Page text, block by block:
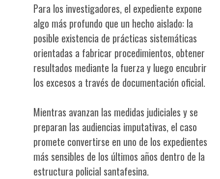
Para los investigadores, el expediente expone
algo más profundo que un hecho aislado: la
posible existencia de prácticas sistemáticas
orientadas a fabricar procedimientos, obtener
resultados mediante la fuerza y luego encubrir
los excesos a través de documentación oficial.
Mientras avanzan las medidas judiciales y se
preparan las audiencias imputativas, el caso
promete convertirse en uno de los expedientes
más sensibles de los últimos años dentro de la
estructura policial santafesina.